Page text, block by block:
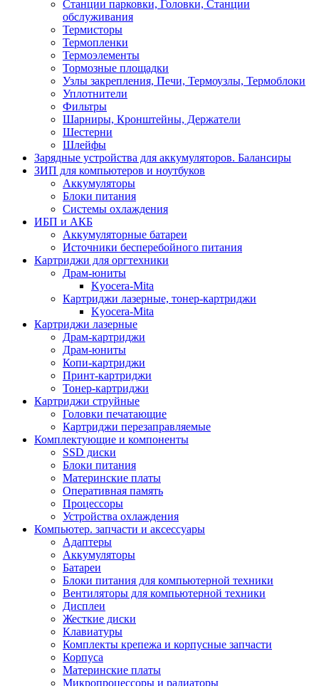
Станции парковки, Головки, Станции
обслуживания
Термисторы
Термопленки
Термоэлементы
Тормозные площадки
Узлы закрепления, Печи, Термоузлы, Термоблоки
Уплотнители
Фильтры
Шарниры, Кронштейны, Держатели
Шестерни
Шлейфы
Зарядные устройства для аккумуляторов. Балансиры
ЗИП для компьютеров и ноутбуков
Аккумуляторы
Блоки питания
Системы охлаждения
ИБП и АКБ
Аккумуляторные батареи
Источники бесперебойного питания
Картриджи для оргтехники
Драм-юниты
Kyocera-Mita
Картриджи лазерные, тонер-картриджи
Kyocera-Mita
Картриджи лазерные
Драм-картриджи
Драм-юниты
Копи-картриджи
Принт-картриджи
Тонер-картриджи
Картриджи струйные
Головки печатающие
Картриджи перезаправляемые
Комплектующие и компоненты
SSD диски
Блоки питания
Материнские платы
Оперативная память
Процессоры
Устройства охлаждения
Компьютер. запчасти и аксессуары
Адаптеры
Аккумуляторы
Батареи
Блоки питания для компьютерной техники
Вентиляторы для компьютерной техники
Дисплеи
Жесткие диски
Клавиатуры
Комплекты крепежа и корпусные запчасти
Корпуса
Материнские платы
Микропроцессоры и радиаторы